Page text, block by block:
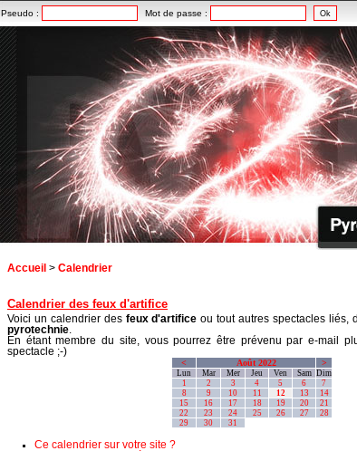
Accueil > Calendrier
Calendrier des feux d'artifice
Voici un calendrier des feux d'artifice ou tout autres spectacles liés,
pyrotechnie
En étant membre du site, vous pourrez être prévenu par e-mail
spectacle ;-)
< Août 2022 >
Lun Mar Mer Jeu Ven Sam Dim
1
2 3 4 5 6
7
8
9 10 11 12 13
14
15
16 17 18 19 20
21
22
23 24 25 26 27
28
29
30 31
Ce calendrier sur votre site ?
Pseudo : Mot de passe :